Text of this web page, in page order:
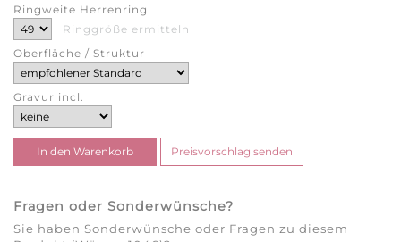
Ringweite Herrenring
Ringgröße ermitteln
Oberfläche / Struktur
Gravur incl.
Fragen oder Sonderwünsche?
Sie haben Sonderwünsche oder Fragen zu diesem